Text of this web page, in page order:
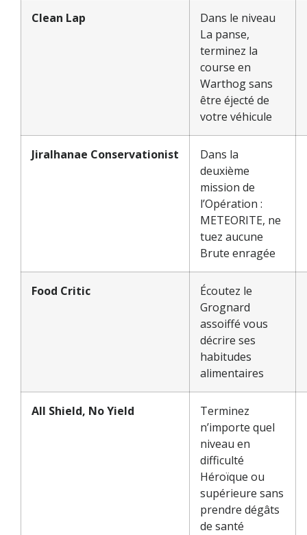
Clean Lap
Dans le niveau
La panse,
terminez la
course en
Warthog sans
être éjecté de
votre véhicule
Jiralhanae Conservationist
Dans la
deuxième
mission de
l’Opération :
METEORITE, ne
tuez aucune
Brute enragée
Food Critic
Écoutez le
Grognard
assoiffé vous
décrire ses
habitudes
alimentaires
All Shield, No Yield
Terminez
n’importe quel
niveau en
difficulté
Héroïque ou
supérieure sans
prendre dégâts
de santé